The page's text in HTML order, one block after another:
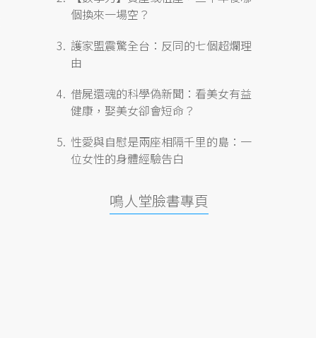
個換來一場空？
護家盟震驚全台：反同的七個超爛理
由
借屍還魂的科學偽新聞：看美女有益
健康，娶美女卻會短命？
性愛與自慰是兩座相隔千里的島：一
位女性的身體經驗告白
鳴人堂臉書專頁